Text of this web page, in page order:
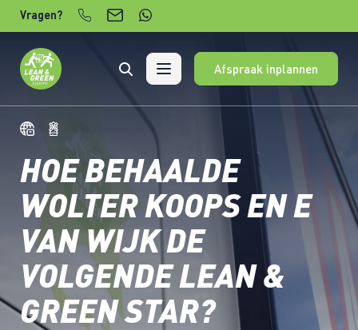
Verder naar content
Vragen?
Afspraak inplannen
HOE BEHAALDE
WOLTER KOOPS EN E
VAN WIJK DE
VOLGENDE LEAN &
GREEN STAR?